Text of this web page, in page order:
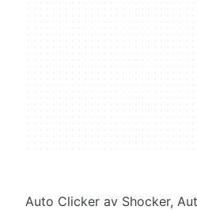
Auto Clicker av Shocker,